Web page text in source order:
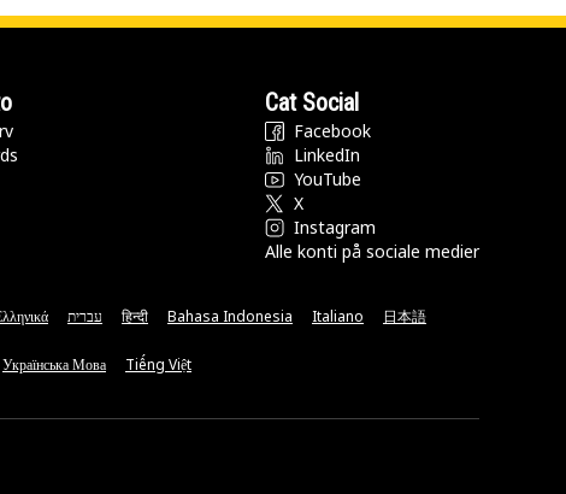
Cat Social
Facebook
LinkedIn
YouTube
X
Instagram
Alle konti på sociale medier
עברית हिन्दी Bahasa Indonesia Italiano 日本語
Українська Мова Tiếng Việt